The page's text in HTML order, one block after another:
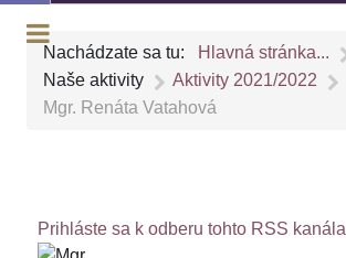
Nachádzate sa tu:
Hlavná stránka...
Naše aktivity
Aktivity 2021/2022
Mgr. Renáta Vatahová
Prihláste sa k odberu tohto RSS kanála